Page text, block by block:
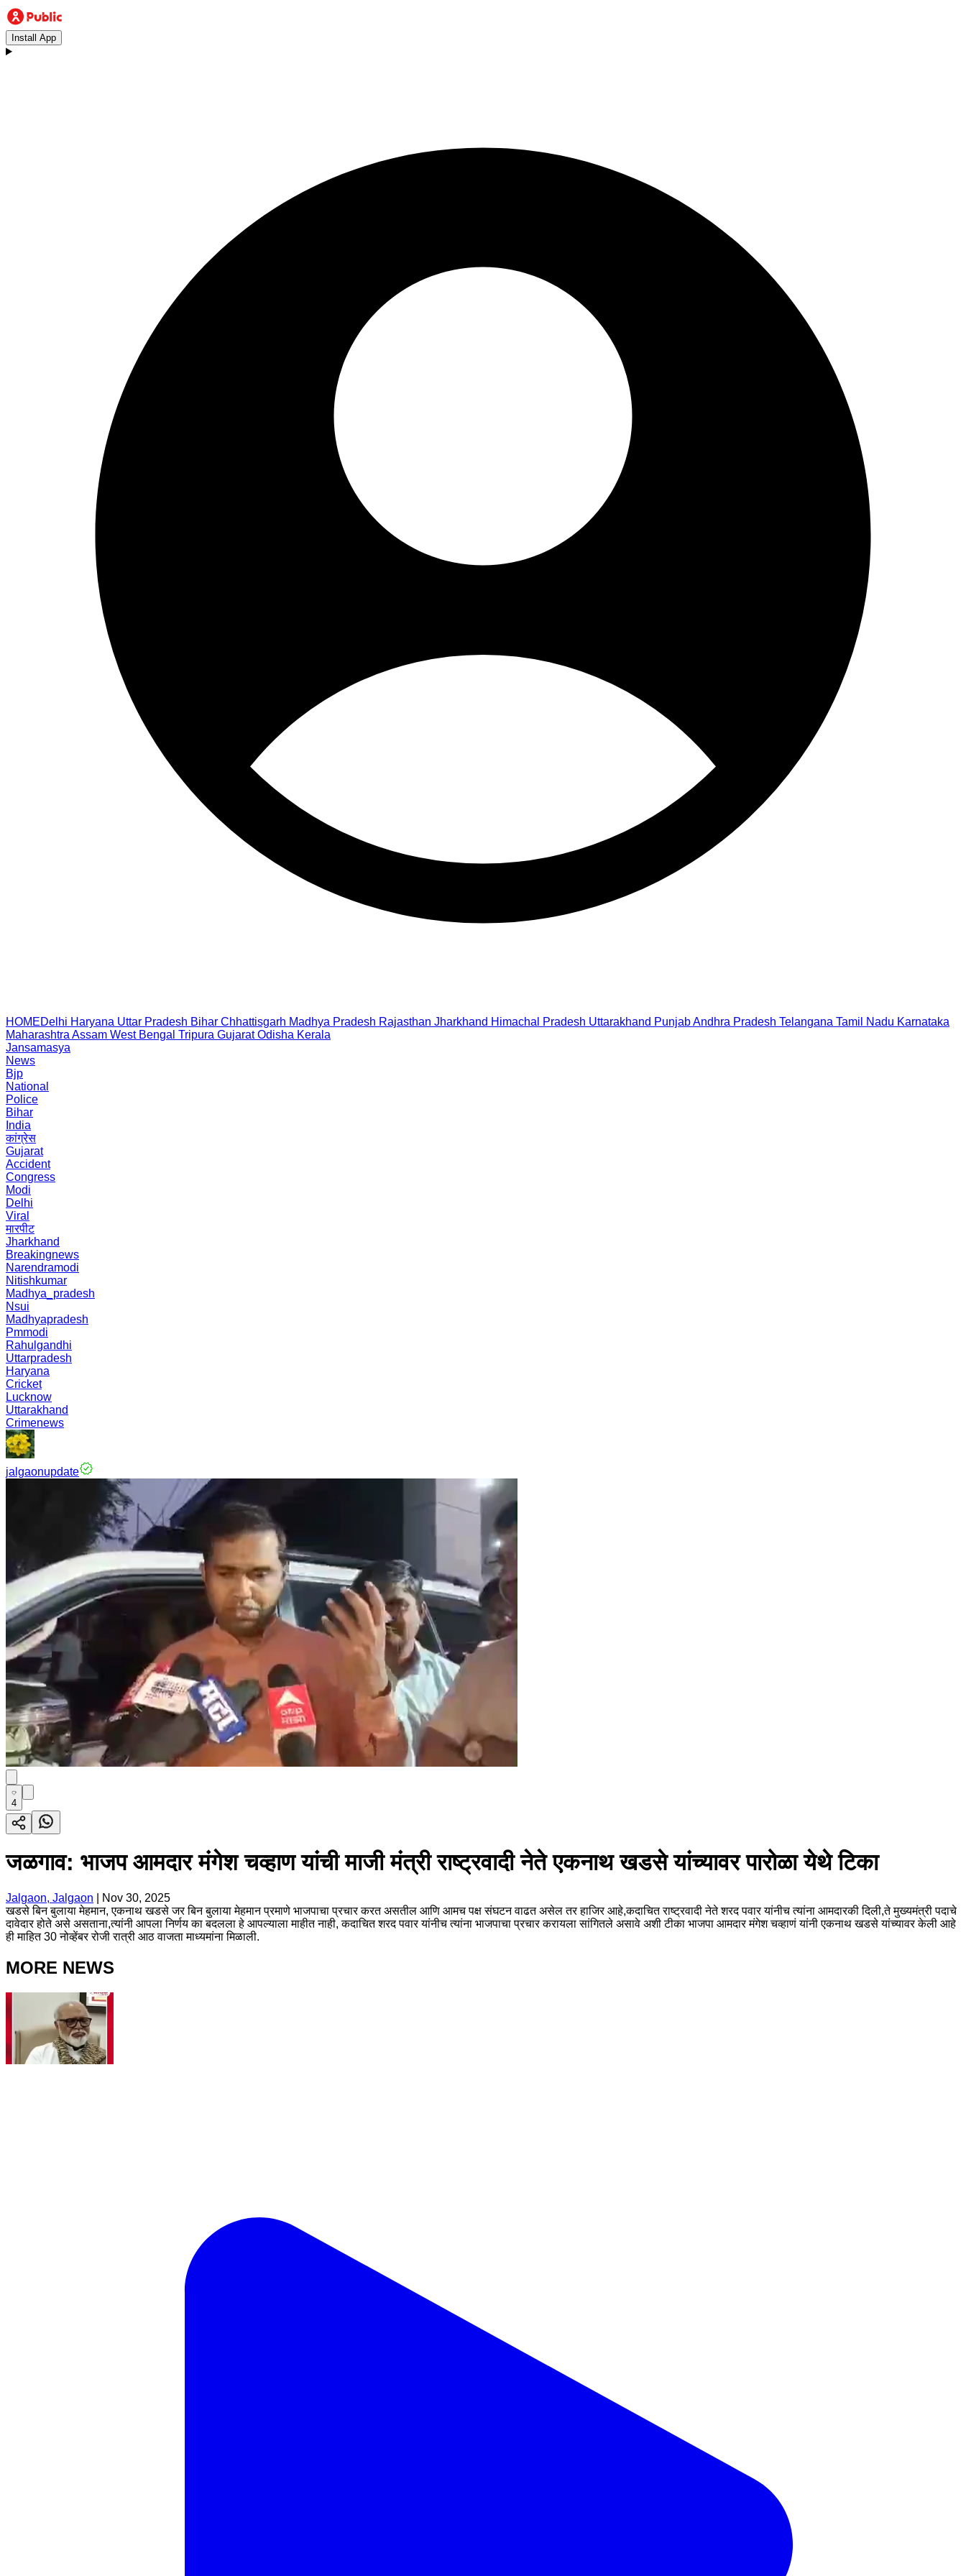
Install App
HOMEDelhi Haryana Uttar Pradesh Bihar Chhattisgarh Madhya Pradesh Rajasthan Jharkhand Himachal Pradesh Uttarakhand PunjabAndhra Pradesh Telangana Tamil Nadu Karnataka
Maharashtra Assam West Bengal Tripura Gujarat Odisha Kerala
Jansamasya
News
Bjp
National
Police
Bihar
India
कांग्रेस
Gujarat
Accident
Congress
Modi
Delhi
Viral
मारपीट
Jharkhand
Breakingnews
Narendramodi
Nitishkumar
Madhya_pradesh
Nsui
Madhyapradesh
Pmmodi
Rahulgandhi
Uttarpradesh
Haryana
Cricket
Lucknow
Uttarakhand
Crimenews
jalgaonupdate
4
जळगाव: भाजप आमदार मंगेश चव्हाण यांची माजी मंत्री राष्ट्रवादी नेते एकनाथ खडसे यांच्यावर पारोळा येथे टिका
Jalgaon, Jalgaon
Nov 30, 2025
खडसे बिन बुलाया मेहमान, एकनाथ खडसे जर बिन बुलाया मेहमान प्रमाणे भाजपाचा प्रचार करत असतील आणि आमच पक्ष संघटन वाढत असेल तर हाजिर आहे,कदाचित राष्ट्रवादी नेते शरद पवार यांनीच त्यांना आमदारकी दिली,ते मुख्यमंत्री पदाचे
दावेदार होते असे असताना,त्यांनी आपला निर्णय का बदलला हे आपल्याला माहीत नाही, कदाचित शरद पवार यांनीच त्यांना भाजपाचा प्रचार करायला सांगितले असावे अशी टीका भाजपा आमदार मंगेश चव्हाणं यांनी एकनाथ खडसे यांच्यावर केली आहे
ही माहित 30 नोव्हेंबर रोजी रात्री आठ वाजता माध्यमांना मिळाली.
MORE NEWS